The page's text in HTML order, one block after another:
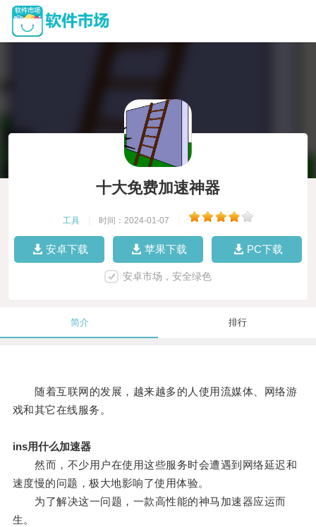
十大免费加速神器
工具 时间：2024-01-07
安卓下载 苹果下载 PC下载
安卓市场，安全绿色
简介 排行
随着互联网的发展，越来越多的人使用流媒体、网络游
戏和其它在线服务。
ins用什么加速器
然而，不少用户在使用这些服务时会遭遇到网络延迟和
速度慢的问题，极大地影响了使用体验。
为了解决这一问题，一款高性能的神马加速器应运而
生。